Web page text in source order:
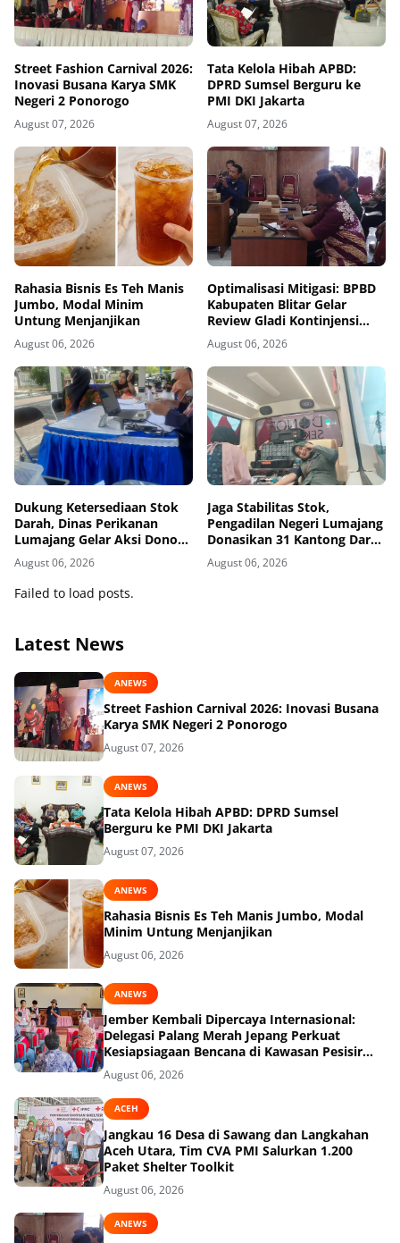
Street Fashion Carnival 2026:
Inovasi Busana Karya SMK
Negeri 2 Ponorogo
August 07, 2026
Tata Kelola Hibah APBD:
DPRD Sumsel Berguru ke
PMI DKI Jakarta
August 07, 2026
Rahasia Bisnis Es Teh Manis
Jumbo, Modal Minim
Untung Menjanjikan
August 06, 2026
Optimalisasi Mitigasi: BPBD
Kabupaten Blitar Gelar
Review Gladi Kontinjensi
Erupsi Gunung Kelud
August 06, 2026
Dukung Ketersediaan Stok
Darah, Dinas Perikanan
Lumajang Gelar Aksi Donor
Darah
August 06, 2026
Jaga Stabilitas Stok,
Pengadilan Negeri Lumajang
Donasikan 31 Kantong Darah
Melalui PMI
August 06, 2026
Failed to load posts.
Latest News
ANEWS
Street Fashion Carnival 2026: Inovasi Busana
Karya SMK Negeri 2 Ponorogo
August 07, 2026
ANEWS
Tata Kelola Hibah APBD: DPRD Sumsel
Berguru ke PMI DKI Jakarta
August 07, 2026
ANEWS
Rahasia Bisnis Es Teh Manis Jumbo, Modal
Minim Untung Menjanjikan
August 06, 2026
ANEWS
Jember Kembali Dipercaya Internasional:
Delegasi Palang Merah Jepang Perkuat
Kesiapsiagaan Bencana di Kawasan Pesisir
dan Sekolah
August 06, 2026
ACEH
Jangkau 16 Desa di Sawang dan Langkahan
Aceh Utara, Tim CVA PMI Salurkan 1.200
Paket Shelter Toolkit
August 06, 2026
ANEWS